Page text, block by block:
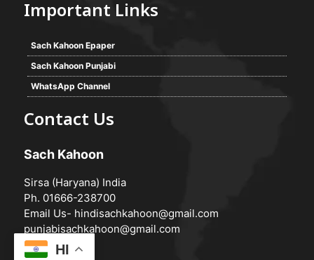
Important Links
Sach Kahoon Epaper
Sach Kahoon Punjabi
WhatsApp Channel
Contact Us
Sach Kahoon
Sirsa (Haryana) India
Ph. 01666-238700
Email Us- hindisachkahoon@gmail.com
punjabisachkahoon@gmail.com
HI